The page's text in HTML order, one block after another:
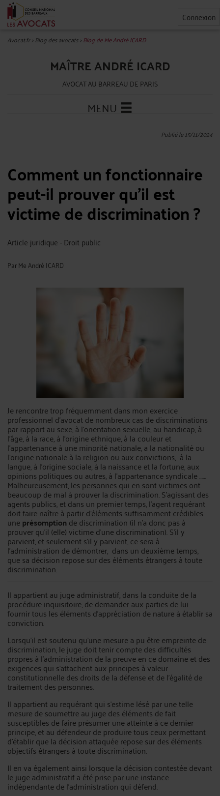
Connexion
Avocat.fr>Blog des avocats>Blog de Me André ICARD
MAÎTRE ANDRÉ ICARD
AVOCAT AU BARREAU DE PARIS
MENU
Publié le 15/11/2024
Comment un fonctionnaire
peut-il prouver qu’il est
victime de discrimination ?
Article juridique - Droit public
ParMe André ICARD
Je rencontre trop fréquemment dans mon exercice
professionnel d’avocat de nombreux cas de discriminations
par rapport au sexe, à l’orientation sexuelle, au handicap, à
l’âge, à la race, à l’origine ethnique, à la couleur et
l’appartenance à une minorité nationale, a la nationalité ou
l’origine nationale à la religion ou aux convictions, à la
langue, à l’origine sociale, à la naissance et la fortune, aux
opinions politiques ou autres, à l’appartenance syndicale ……
Malheureusement, les personnes qui en sont victimes ont
beaucoup de mal à prouver la discrimination. S’agissant des
agents publics, et dans un premier temps, l’agent requérant
doit faire naître à partir d’éléments suffisamment crédibles
uneprésomptionde discrimination (il n’a donc pas à
prouver qu’il (elle) victime d’une discrimination). S’il y
parvient, et seulement s’il y parvient, ce sera à
l’administration de démontrer, dans un deuxième temps,
que sa décision repose sur des éléments étrangers à toute
discrimination.
Il appartient au juge administratif, dans la conduite de la
procédure inquisitoire, de demander aux parties de lui
fournir tous les éléments d’appréciation de nature à établir sa
conviction.
Lorsqu’il est soutenu qu’une mesure a pu être empreinte de
discrimination, le juge doit tenir compte des difficultés
propres à l’administration de la preuve en ce domaine et des
exigences qui s’attachent aux principes à valeur
constitutionnelle des droits de la défense et de l’égalité de
traitement des personnes.
Il appartient au requérant qui s’estime lésé par une telle
mesure de soumettre au juge des éléments de fait
susceptibles de faire présumer une atteinte à ce dernier
principe, et au défendeur de produire tous ceux permettant
d’établir que la décision attaquée repose sur des éléments
objectifs étrangers à toute discrimination.
Il en va également ainsi lorsque la décision contestée devant
le juge administratif a été prise par une instance
indépendante de l’administration qui défend.